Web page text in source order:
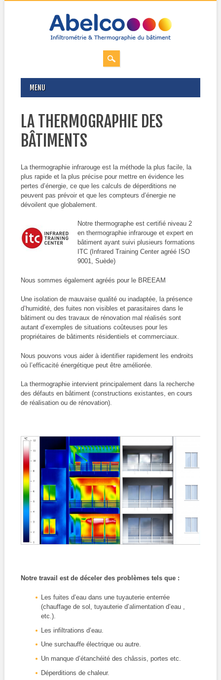
MAIN MENU
MENU
LA THERMOGRAPHIE DES
BÂTIMENTS
La thermographie infrarouge est la méthode la plus facile, la
plus rapide et la plus précise pour mettre en évidence les
pertes d’énergie, ce que les calculs de déperditions ne
peuvent pas prévoir et que les compteurs d’énergie ne
dévoilent que globalement.
Notre thermographe est certifié niveau 2
en thermographie infrarouge et expert en
bâtiment ayant suivi plusieurs formations
ITC (Infrared Training Center agréé ISO
9001, Suède)
Nous sommes également agréés pour le BREEAM
Une isolation de mauvaise qualité ou inadaptée, la présence
d’humidité, des fuites non visibles et parasitaires dans le
bâtiment ou des travaux de rénovation mal réalisés sont
autant d’exemples de situations coûteuses pour les
propriétaires de bâtiments résidentiels et commerciaux.
Nous pouvons vous aider à identifier rapidement les endroits
où l’efficacité énergétique peut être améliorée.
La thermographie intervient principalement dans la recherche
des défauts en bâtiment (constructions existantes, en cours
de réalisation ou de rénovation).
Notre travail est de déceler des problèmes tels que :
Les fuites d’eau dans une tuyauterie enterrée
(chauffage de sol, tuyauterie d’alimentation d’eau ,
etc.).
Les infiltrations d’eau.
Une surchauffe électrique ou autre.
Un manque d’étanchéité des châssis, portes etc.
Déperditions de chaleur.